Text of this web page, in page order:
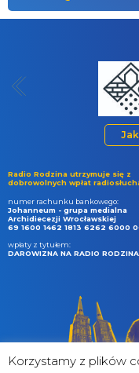
Radio Rodzina utrzymuje się z
dobrowolnych wpłat
numer rachunku bankowego:
Johanneum - grupa medialna
Archidiecezji Wrocławskiej
69 1600 1462 1813 6262 6000
wpłaty z tytułem:
DAROWIZNA NA RADIO RODZINA
Korzystamy z plików